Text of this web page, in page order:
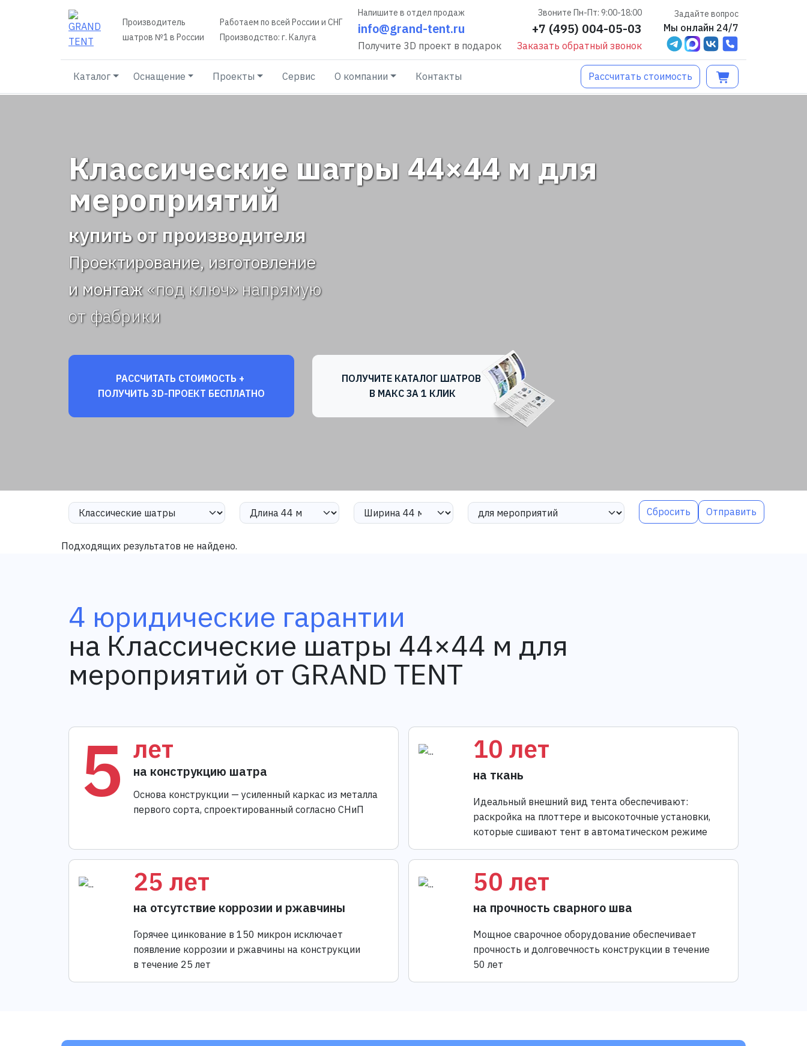
Производитель
шатров №1 в России
Работаем по всей России и СНГ
Производство: г. Калуга
Напишите в отдел продаж
info@grand-tent.ru
Получите 3D проект в подарок
Звоните Пн-Пт: 9:00-18:00
+7 (495) 004-05-03
Заказать обратный звонок
Задайте вопрос
Мы онлайн 24/7
Каталог Оснащение Проекты Сервис О компании Контакты Рассчитать стоимость
Классические шатры 44×44 м для
мероприятий
купить от производителя
Проектирование, изготовление
и монтаж«под ключ» напрямую
от фабрики
РАССЧИТАТЬ СТОИМОСТЬ +
ПОЛУЧИТЬ 3D-ПРОЕКТ БЕСПЛАТНО
ПОЛУЧИТЕ КАТАЛОГ ШАТРОВ
В МАКС ЗА 1 КЛИК
Сбросить Отправить
Подходящих результатов не найдено.
4 юридические гарантии
на Классические шатры 44×44 м для
мероприятий от GRAND TENT
5 лет
на конструкцию шатра
Основа конструкции — усиленный каркас из металла
первого сорта, спроектированный согласно СНиП
10 лет
на ткань
Идеальный внешний вид тента обеспечивают:
раскройка на плоттере и высокоточные установки,
которые сшивают тент в автоматическом режиме
25 лет
на отсутствие коррозии и ржавчины
Горячее цинкование в 150 микрон исключает
появление коррозии и ржавчины на конструкции
в течение 25 лет
50 лет
на прочность сварного шва
Мощное сварочное оборудование обеспечивает
прочность и долговечность конструкции в течение
50 лет